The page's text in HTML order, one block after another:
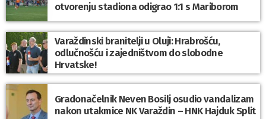
otvorenju stadiona odigrao 1:1 s Mariborom
Varaždinski branitelji u Oluji: Hrabrošću,
odlučnošću i zajedništvom do slobodne
Hrvatske!
Gradonačelnik Neven Bosilj osudio vandalizam
nakon utakmice NK Varaždin – HNK Hajduk Split